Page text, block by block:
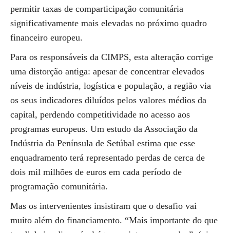
permitir taxas de comparticipação comunitária
significativamente mais elevadas no próximo quadro
financeiro europeu.
Para os responsáveis da CIMPS, esta alteração corrige
uma distorção antiga: apesar de concentrar elevados
níveis de indústria, logística e população, a região via
os seus indicadores diluídos pelos valores médios da
capital, perdendo competitividade no acesso aos
programas europeus. Um estudo da Associação da
Indústria da Península de Setúbal estima que esse
enquadramento terá representado perdas de cerca de
dois mil milhões de euros em cada período de
programação comunitária.
Mas os intervenientes insistiram que o desafio vai
muito além do financiamento. “Mais importante do que